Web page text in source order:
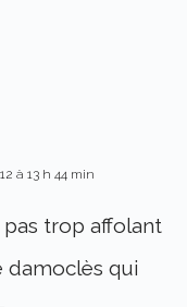
à 13 h 44 min
trop affolant
damoclès qui